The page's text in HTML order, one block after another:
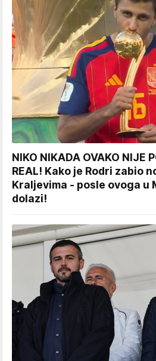
NIKO NIKADA OVAKO NIJE
REAL! Kako je Rodri zabio
Kraljevima - posle ovoga u
dolazi!